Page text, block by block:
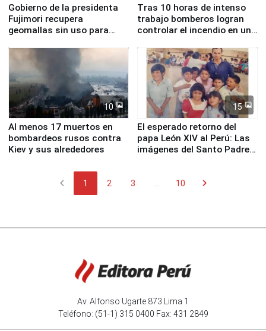
Gobierno de la presidenta
Fujimori recupera
geomallas sin uso para
Fenómeno El Niño
Tras 10 horas de intenso
trabajo bomberos logran
controlar el incendio en una
de Chile
10
Al menos 17 muertos en
bombardeos rusos contra
Kiev y sus alrededores
15
El esperado retorno del
papa León XIV al Perú: Las
imágenes del Santo Padre
chevron_left 1 2 3 10 chevron_right
Av. Alfonso Ugarte 873 Lima 1
Teléfono: (51-1) 315 0400 Fax: 431 2849